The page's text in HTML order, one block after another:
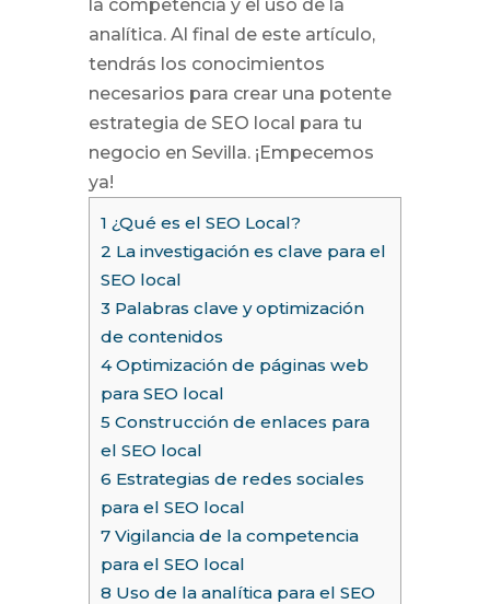
la competencia y el uso de la
analítica. Al final de este artículo,
tendrás los conocimientos
necesarios para crear una potente
estrategia de SEO local para tu
negocio en Sevilla. ¡Empecemos
ya!
1 ¿Qué es el SEO Local?
2 La investigación es clave para el
SEO local
3 Palabras clave y optimización
de contenidos
4Optimización de páginas web
para SEO local
5 Construcción de enlaces para
el SEO local
6 Estrategias de redes sociales
para el SEO local
7Vigilancia de la competencia
para el SEO local
8 Uso de la analítica para el SEO